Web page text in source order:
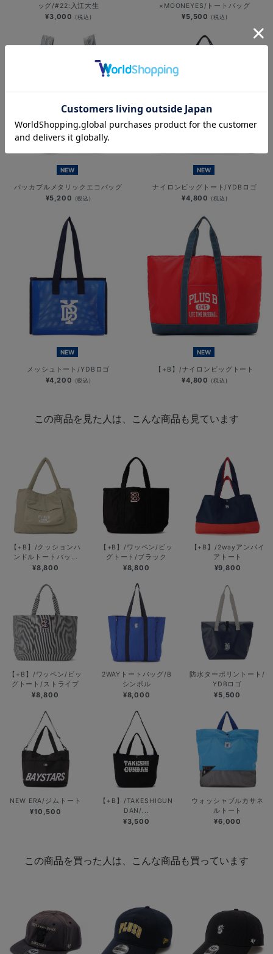
ッグ/#22:入江大生
¥3,000 (税込)
×MOONEYES/トートバッグ
¥5,500 (税込)
NEW
パッカブルメタリックエコバッグ
¥5,200 (税込)
NEW
ナイロンビッグトート/YDBロゴ
¥4,800 (税込)
NEW
メッシュトート/YDBロゴ
¥4,200 (税込)
NEW
【+B】/ナイロンビッグトート
¥4,800 (税込)
この商品を見た人は、こんな商品も見ています
【+B】/クッションハ
ンドルトートバッ...
¥8,800
【+B】/ワッペン/ビッ
グトート/ブラック
¥8,800
【+B】/2wayアンパイ
アトート
¥9,800
【+B】/ワッペン/ビッ
グトート/ストライプ
¥8,800
2WAYトートバッグ/B
シンボル
¥8,000
防水ターポリントート/
YDBロゴ
¥5,500
NEW ERA/ジムトート
¥10,500
【+B】/TAKESHIGUN
DAN/...
¥3,500
ウォッシャブルカサネ
ルトート
¥6,000
この商品を買った人は、こんな商品も買っています